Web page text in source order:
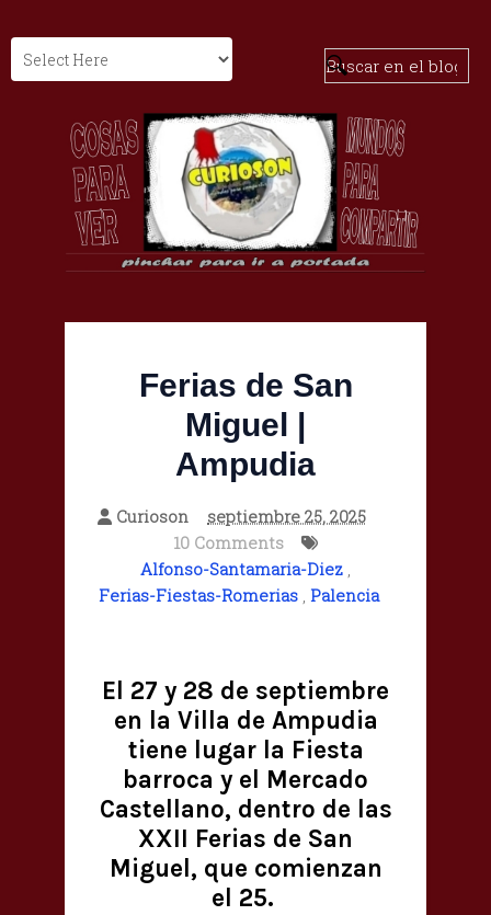
Ferias de San
Miguel |
Ampudia
Curioson
septiembre 25, 2025
10 Comments
Alfonso-Santamaria-Diez ,
Ferias-Fiestas-Romerias , Palencia
El 27 y 28 de septiembre
en la Villa de Ampudia
tiene lugar la Fiesta
barroca y el Mercado
Castellano, dentro de las
XXII Ferias de San
Miguel, que comienzan
el 25.